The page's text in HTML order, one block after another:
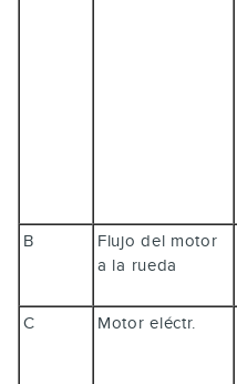
B
Flujo del motor
a la rueda
C
Motor eléctr.